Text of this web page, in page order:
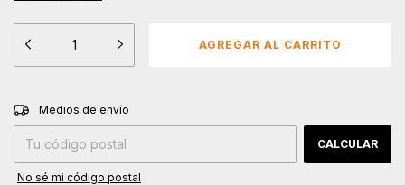
Entregas para el CP:
Medios de envío
CALCULAR
No sé mi código postal